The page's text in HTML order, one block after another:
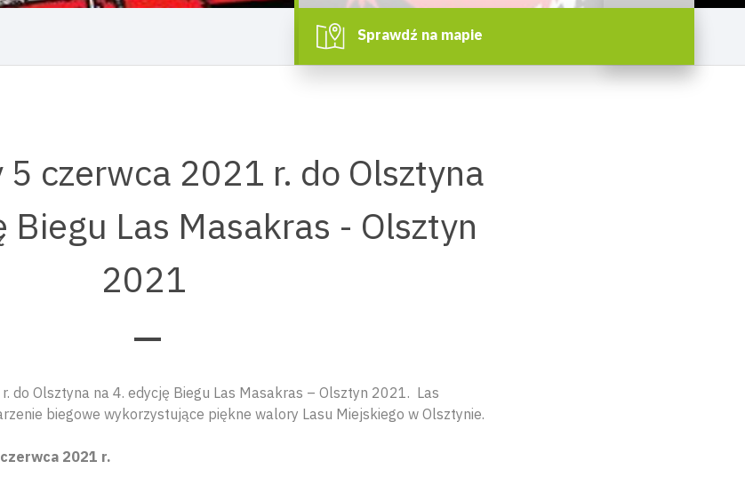
Sprawdź na mapie
5 czerwca 2021 r. do Olsztyna
Biegu Las Masakras - Olsztyn
2021
do Olsztyna na 4. edycję Biegu Las Masakras – Olsztyn 2021. Las
biegowe wykorzystujące piękne walory Lasu Miejskiego w Olsztynie.
2021 r.